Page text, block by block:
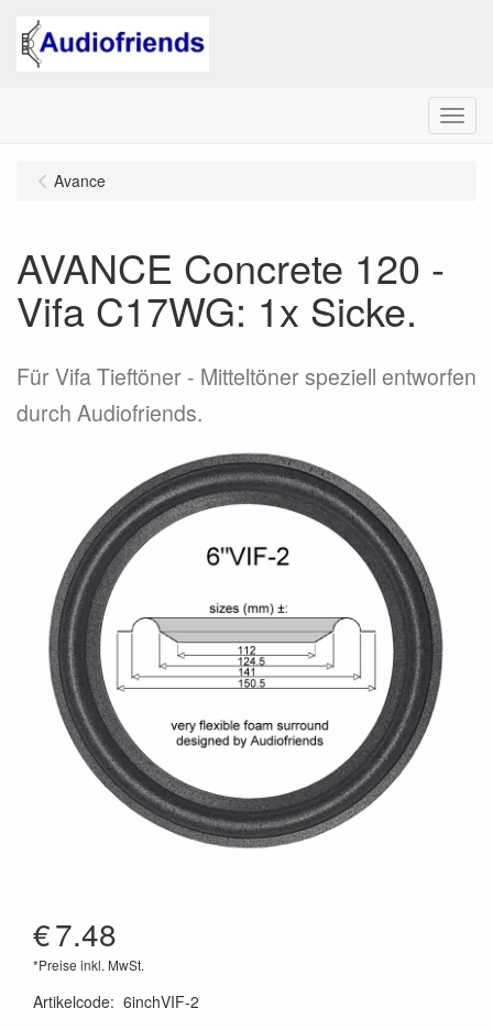
Menu
Avance
AVANCE Concrete 120 -
Vifa C17WG: 1x Sicke.
Für Vifa Tieftöner - Mitteltöner speziell entworfen
durch Audiofriends.
€7.48
*Preise inkl. MwSt.
Artikelcode: 6inchVIF-2